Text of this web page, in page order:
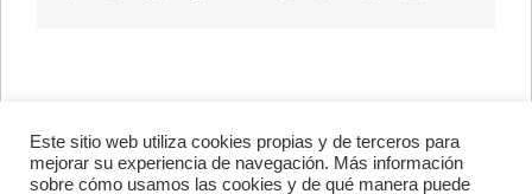
Avenida de Vigo, s/n 15705
Santiago de Compostela, A
Este sitio web utiliza cookies propias y de terceros para
mejorar su experiencia de navegación. Más información
sobre cómo usamos las cookies y de qué manera puede